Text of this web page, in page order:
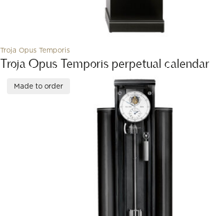
Troja Opus Temporis
Troja Opus Temporis perpetual calendar
Made to order